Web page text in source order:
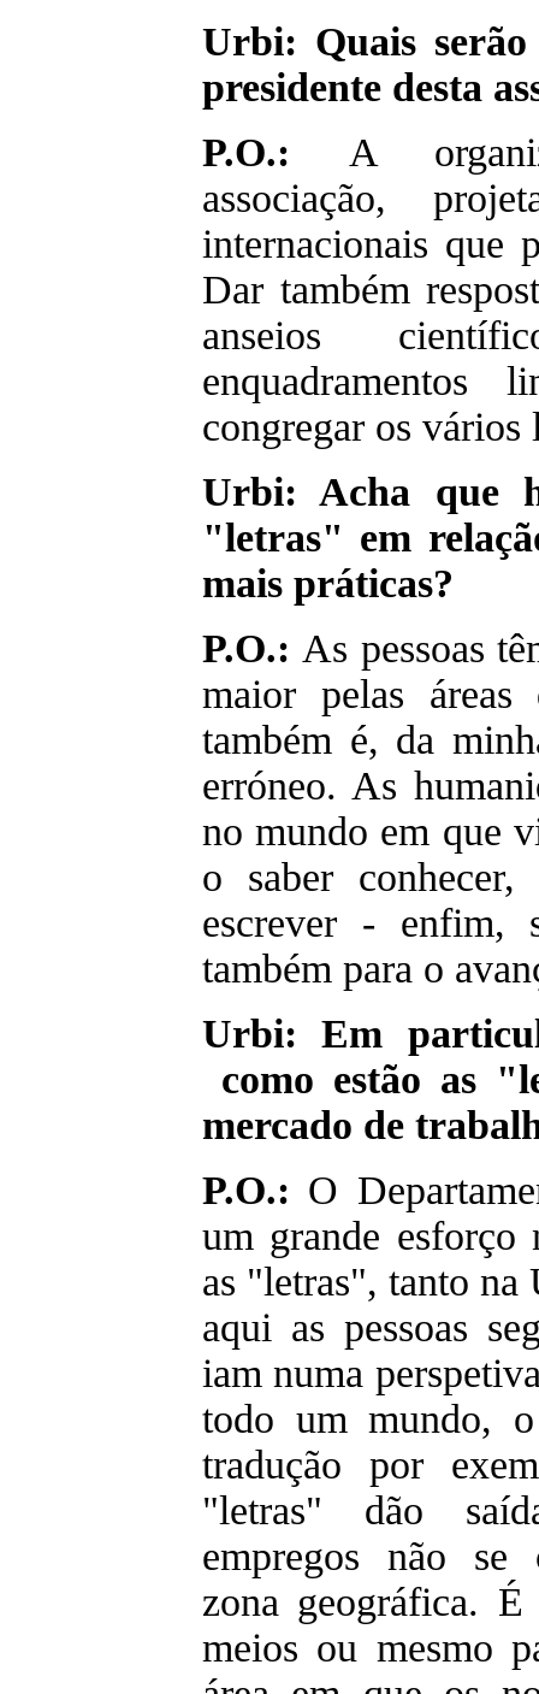
Urbi: Quais serão
presidente desta
P.O.: A
associação,
internacionais que
Dar também
anseios
enquadramentos
congregar os vários
Urbi: Acha que
"letras" em
mais práticas?
P.O.: As pessoas
maior pelas áreas
também é, da
erróneo. As
no mundo em que
o saber
escrever - enfim,
também para o
Urbi: Em
como estão as
mercado de
P.O.: O
um grande esforço
as "letras", tanto
aqui as pessoas
iam numa
todo um mundo,
tradução por
"letras" dão
empregos não se
zona geográfica.
meios ou mesmo